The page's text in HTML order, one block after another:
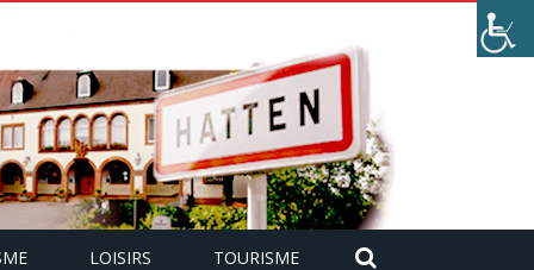
LOISIRS TOURISME